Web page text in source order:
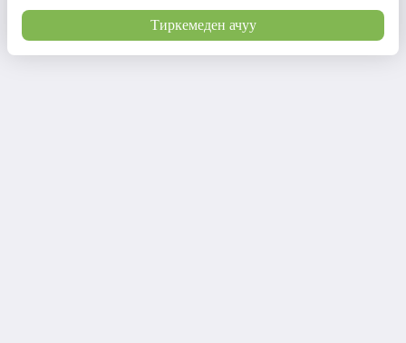
Тиркемеден ачуу